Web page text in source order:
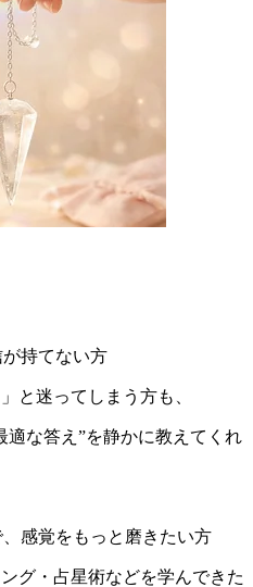
持てない方
と迷ってしまう方も、
適な答え”を静かに教えてくれ
感覚をもっと磨きたい方
グ・占星術などを学んできた